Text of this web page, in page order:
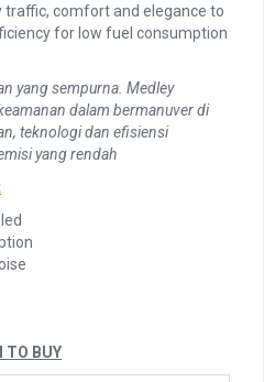
comfort and elegance to
for low fuel consumption
yang sempurna. Medley
dalam bermanuver di
teknologi dan efisiensi
yang rendah
TO BUY